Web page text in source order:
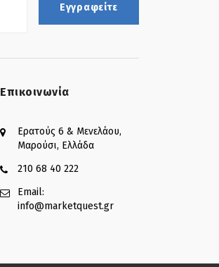
Εγγραφείτε
Επικοινωνία
Ερατούς 6 & Μενελάου,
Μαρούσι, Ελλάδα
210 68 40 222
Email:
info@marketquest.gr